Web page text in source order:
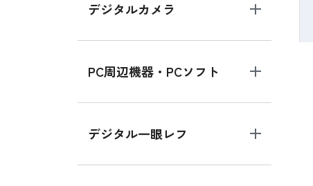
デジタルカメラ
PC周辺機器・PCソフト
デジタル一眼レフ